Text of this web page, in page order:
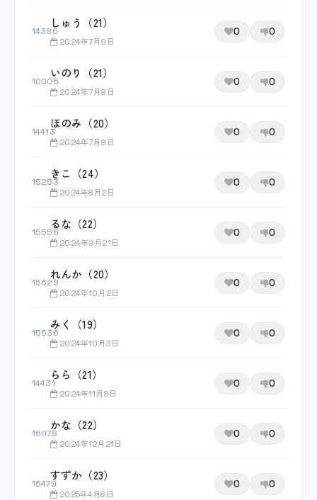
14386
しゅう（21）
2024年7月9日
0 0
10006
いのり（21）
2024年7月9日
0 0
14413
ほのみ（20）
2024年7月9日
0 0
15253
きこ（24）
2024年8月2日
0 0
15556
るな（22）
2024年9月21日
0 0
15629
れんか（20）
2024年10月2日
0 0
15636
みく（19）
2024年10月3日
0 0
14431
らら（21）
2024年11月8日
0 0
16078
かな（22）
2024年12月21日
0 0
16479
すずか（23）
2025年4月8日
0 0